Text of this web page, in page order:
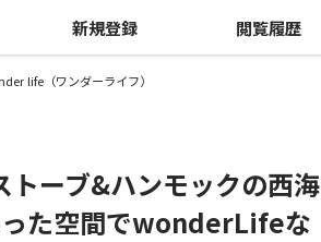
新規登録 閲覧履歴
life（ワンダーライフ）
トーブ&ハンモックの西海
た空間でwonderLifeな